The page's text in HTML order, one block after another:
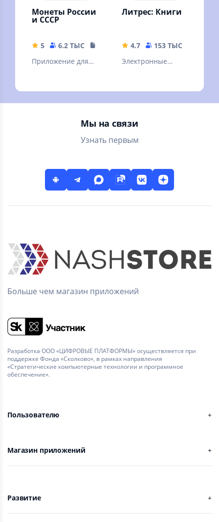
Монеты России
и СССР
5 6.2 ТЫС
Приложение для
интересующихся.
Литрес: Книги
4.7 153 ТЫС
Электронные
Горячие новинки и
классика
Мы на связи
Узнать первым
Больше чем магазин приложений
Разработка ООО «ЦИФРОВЫЕ ПЛАТФОРМЫ» осуществляется при
поддержке Фонда «Сколково», в рамках направления
«Стратегические компьютерные технологии и программное
обеспечение».
Пользователю
Магазин приложений
Развитие